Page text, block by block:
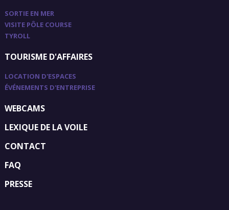
SORTIE EN MER
VISITE PÔLE COURSE
TYROLL
TOURISME D'AFFAIRES
LOCATION D'ESPACES
ÉVÉNEMENTS D'ENTREPRISE
WEBCAMS
LEXIQUE DE LA VOILE
CONTACT
FAQ
PRESSE